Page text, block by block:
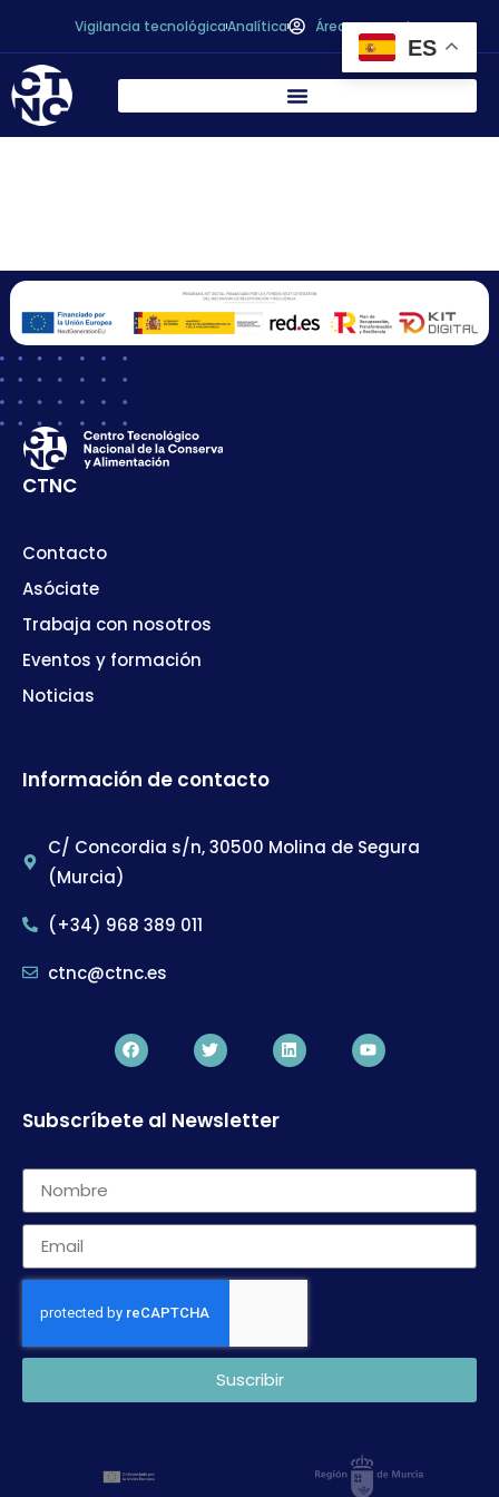
Vigilancia tecnológicaAnalítica Área personal
CTNC
Contacto
Asóciate
Trabaja con nosotros
Eventos y formación
Noticias
Información de contacto
C/ Concordia s/n, 30500 Molina de Segura
(Murcia)
(+34) 968 389 011
ctnc@ctnc.es
Subscríbete al Newsletter
Suscribir
ES